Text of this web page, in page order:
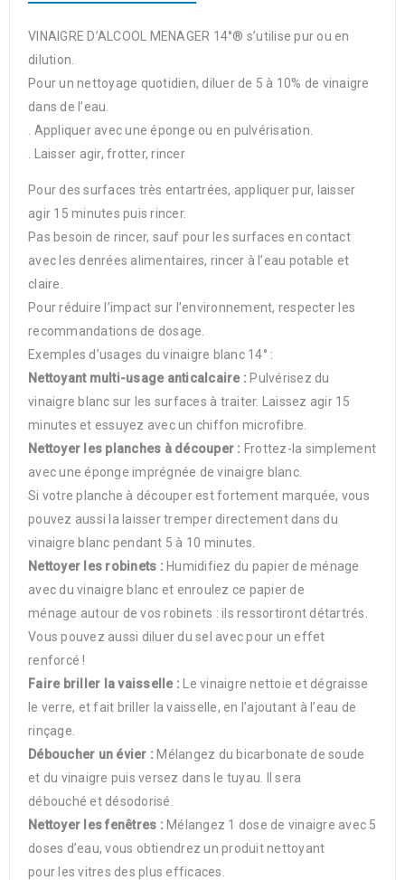
VINAIGRE D’ALCOOL MENAGER 14°® s’utilise pur ou en
dilution.
Pour un nettoyage quotidien, diluer de 5 à 10% de vinaigre
dans de l’eau.
. Appliquer avec une éponge ou en pulvérisation.
. Laisser agir, frotter, rincer
Pour des surfaces très entartrées, appliquer pur, laisser
agir 15 minutes puis rincer.
Pas besoin de rincer, sauf pour les surfaces en contact
avec les denrées alimentaires, rincer à l’eau potable et
claire.
Pour réduire l’impact sur l’environnement, respecter les
recommandations de dosage.
Exemples d’usages du vinaigre blanc 14° :
Nettoyant multi-usage anticalcaire : Pulvérisez du
vinaigre blanc sur les surfaces à traiter. Laissez agir 15
minutes et essuyez avec un chiffon microfibre.
Nettoyer les planches à découper : Frottez-la simplement
avec une éponge imprégnée de vinaigre blanc.
Si votre planche à découper est fortement marquée, vous
pouvez aussi la laisser tremper directement dans du
vinaigre blanc pendant 5 à 10 minutes.
Nettoyer les robinets : Humidifiez du papier de ménage
avec du vinaigre blanc et enroulez ce papier de
ménage autour de vos robinets : ils ressortiront détartrés.
Vous pouvez aussi diluer du sel avec pour un effet
renforcé !
Faire briller la vaisselle : Le vinaigre nettoie et dégraisse
le verre, et fait briller la vaisselle, en l’ajoutant à l’eau de
rinçage.
Déboucher un évier : Mélangez du bicarbonate de soude
et du vinaigre puis versez dans le tuyau. Il sera
débouché et désodorisé.
Nettoyer les fenêtres : Mélangez 1 dose de vinaigre avec 5
doses d’eau, vous obtiendrez un produit nettoyant
pour les vitres des plus efficaces.